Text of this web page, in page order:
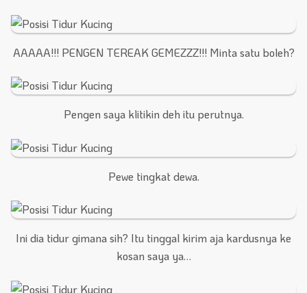
AAAAA!!! PENGEN TEREAK GEMEZZZ!!! Minta satu boleh?
Pengen saya klitikin deh itu perutnya.
Pewe tingkat dewa.
Ini dia tidur gimana sih? Itu tinggal kirim aja kardusnya ke
kosan saya ya…